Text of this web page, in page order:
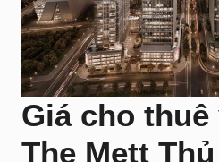
Giá cho
The Mett